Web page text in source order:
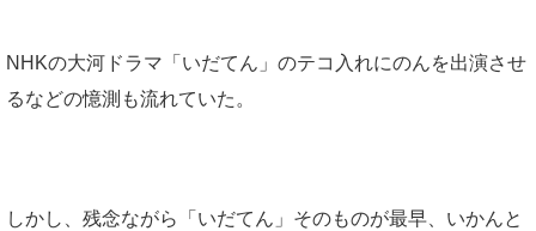
NHKの大河ドラマ「いだてん」のテコ入れにのんを出演させ
るなどの憶測も流れていた。
しかし、残念ながら「いだてん」そのものが最早、いかんと